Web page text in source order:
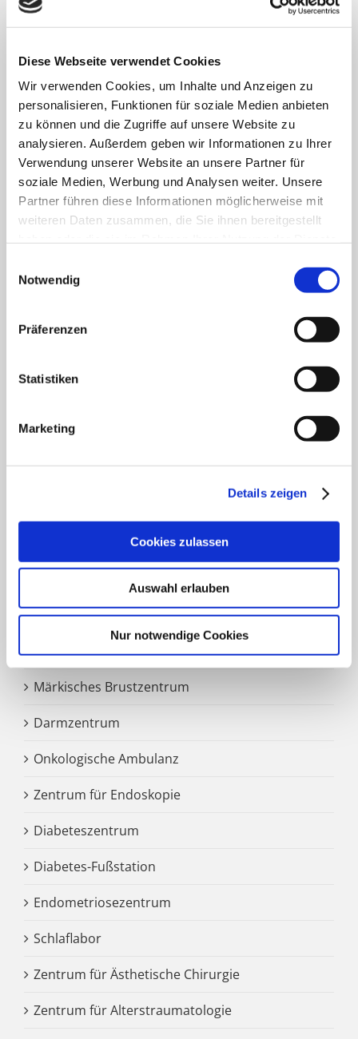
Diese Webseite verwendet Cookies
Wir verwenden Cookies, um Inhalte und Anzeigen zu
personalisieren, Funktionen für soziale Medien anbieten
zu können und die Zugriffe auf unsere Website zu
analysieren. Außerdem geben wir Informationen zu Ihrer
Verwendung unserer Website an unsere Partner für
soziale Medien, Werbung und Analysen weiter. Unsere
Partner führen diese Informationen möglicherweise mit
weiteren Daten zusammen, die Sie ihnen bereitgestellt
Notwendig
Präferenzen
Statistiken
Marketing
Details zeigen
Cookies zulassen
Auswahl erlauben
Nur notwendige Cookies
8.500 Menschen arbeiten für das Wohl der ihnen
anvertrauten Patient:innen, Bewohner:innen, Kinder und
FACHBEREICHE
Klinik für Allgemein-, Viszeral- und minimal-
invasive Chirurgie
Klinik für Anästhesiologie & Intensivmedizin
Klinik für Innere Medizin Schützenstraße
Klinik für Orthopädie & Unfallchirurgie
Klinik für Plastische und Ästhetische Chirurgie,
Gefäß- und Handchirurgie
Pflegedienst
Zentrale Notaufnahme
Märkisches Brustzentrum
Darmzentrum
Onkologische Ambulanz
Zentrum für Endoskopie
Diabeteszentrum
Diabetes-Fußstation
Endometriosezentrum
Schlaflabor
Zentrum für Ästhetische Chirurgie
Zentrum für Alterstraumatologie